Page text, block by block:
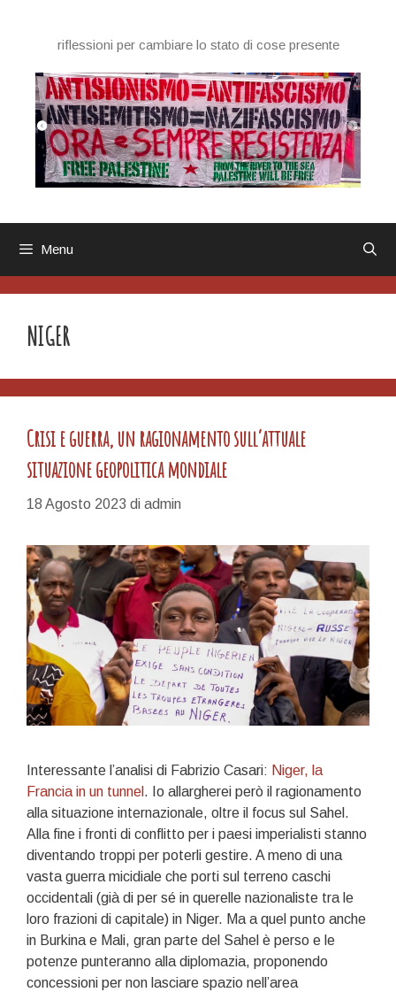
contenutoriflessioni per cambiare lo stato di cose presente
Menu
NIGER
Crisi e guerra, un ragionamento sull’attuale
situazione geopolitica mondiale
18 Agosto 2023 di admin
Interessante l’analisi di Fabrizio Casari: Niger, la
Francia in un tunnel . Io allargherei però il ragionamento
alla situazione internazionale, oltre il focus sul Sahel.
Alla fine i fronti di conflitto per i paesi imperialisti stanno
diventando troppi per poterli gestire. A meno di una
vasta guerra micidiale che porti sul terreno caschi
occidentali (già di per sé in querelle nazionaliste tra le
loro frazioni di capitale) in Niger. Ma a quel punto anche
in Burkina e Mali, gran parte del Sahel è perso e le
potenze punteranno alla diplomazia, proponendo
concessioni per non lasciare spazio nell’area